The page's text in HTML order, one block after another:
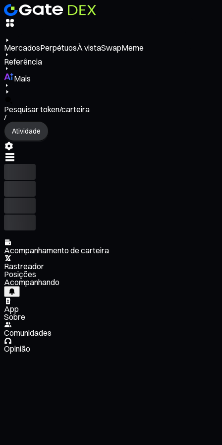
MercadosPerpétuosÀ vistaSwapMeme
Referência
Mais
Pesquisar token/carteira
/
Atividade
Acompanhamento de carteira
Rastreador
Posições
Acompanhando
App
Sobre
Comunidades
Opinião